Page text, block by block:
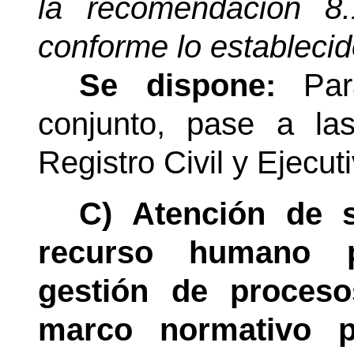
la recomendación
conforme lo
Se dispone:
conjunto, pase a
Registro Civil y
C) Atención de
recurso humano
gestión de
marco normativo